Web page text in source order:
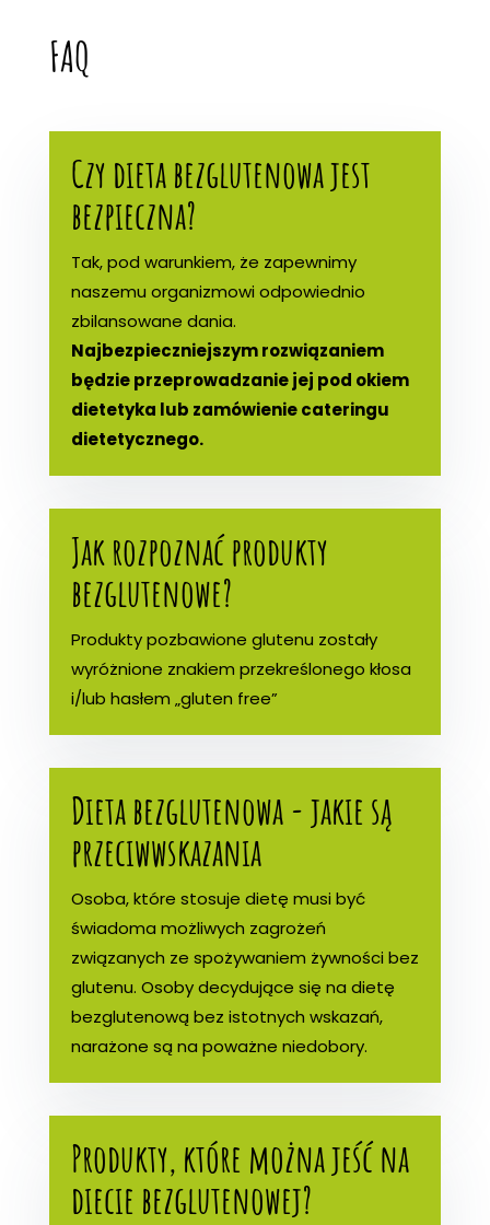
FAQ
Czy dieta bezglutenowa jest
bezpieczna?
Tak, pod warunkiem, że zapewnimy
naszemu organizmowi odpowiednio
zbilansowane dania.
Najbezpieczniejszym rozwiązaniem
będzie przeprowadzanie jej pod okiem
dietetyka lub zamówienie cateringu
dietetycznego.
Jak rozpoznać produkty
bezglutenowe?
Produkty pozbawione glutenu zostały
wyróżnione znakiem przekreślonego kłosa
i/lub hasłem „gluten free”
Dieta bezglutenowa - jakie są
przeciwwskazania
Osoba, które stosuje dietę musi być
świadoma możliwych zagrożeń
związanych ze spożywaniem żywności bez
glutenu. Osoby decydujące się na dietę
bezglutenową bez istotnych wskazań,
narażone są na poważne niedobory.
Produkty, które można jeść na
diecie bezglutenowej?